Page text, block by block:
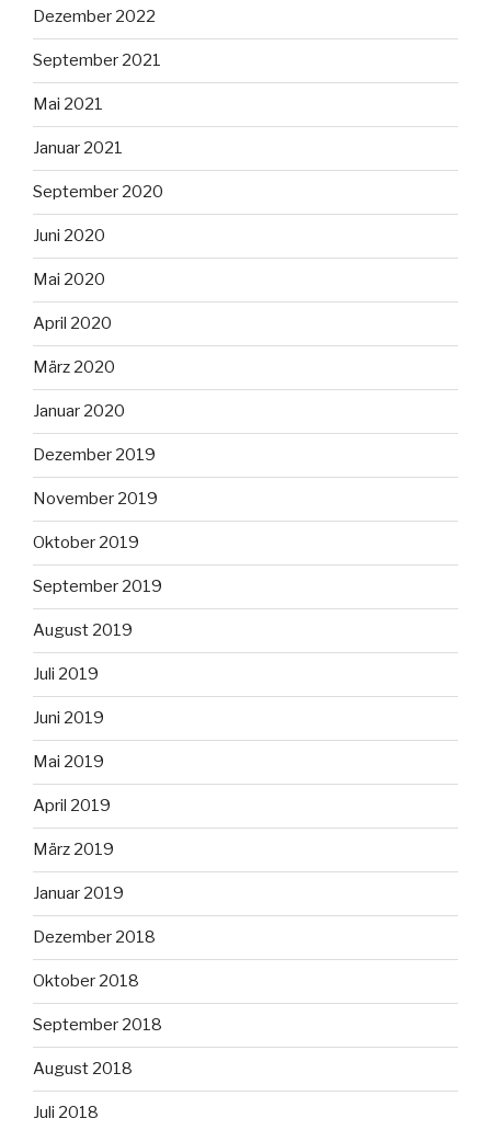
Dezember 2022
September 2021
Mai 2021
Januar 2021
September 2020
Juni 2020
Mai 2020
April 2020
März 2020
Januar 2020
Dezember 2019
November 2019
Oktober 2019
September 2019
August 2019
Juli 2019
Juni 2019
Mai 2019
April 2019
März 2019
Januar 2019
Dezember 2018
Oktober 2018
September 2018
August 2018
Juli 2018